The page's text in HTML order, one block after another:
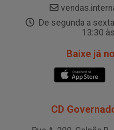
De segunda a
13:30
Baixe já
CD